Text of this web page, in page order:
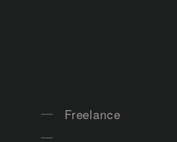
Freelance